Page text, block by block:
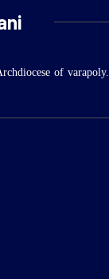
of varapoly.